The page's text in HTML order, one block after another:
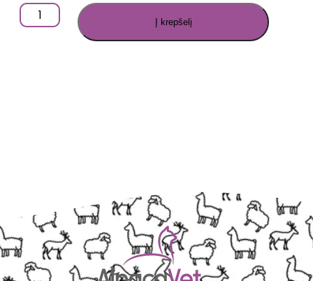
Į krepšelį